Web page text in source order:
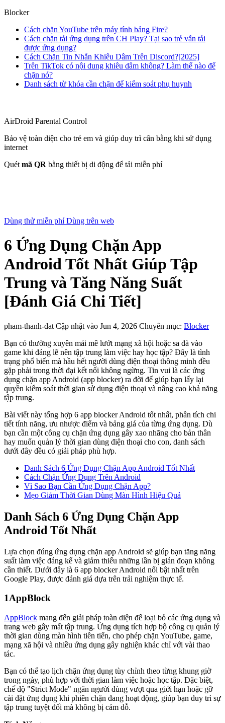
Blocker
Cách chặn YouTube trên máy tính bảng Fire?
Cách chặn tải ứng dụng trên CH Play? Tại sao trẻ vẫn tải
được ứng dụng?
Cách Chặn Tin Nhắn Khiêu Dâm Trên Discord?[2025]
Trên TikTok có nội dung khiêu dâm không? Làm thế nào để
chặn nó?
Danh sách từ khóa cần chặn để kiểm soát phụ huynh
AirDroid Parental Control
Bảo vệ toàn diện cho trẻ em và giúp duy trì cân bằng khi sử dụng
internet
Quét mã QR bằng thiết bị di động để tải miễn phí
Dùng thử miễn phíDùng trên web
6 Ứng Dụng Chặn App
Android Tốt Nhất Giúp Tập
Trung và Tăng Năng Suất
[Đánh Giá Chi Tiết]
pham-thanh-dat Cập nhật vào Jun 4, 2026 Chuyên mục: Blocker
Bạn có thường xuyên mải mê lướt mạng xã hội hoặc sa đà vào
game khi đáng lẽ nên tập trung làm việc hay học tập? Đây là tình
trạng phổ biến mà hầu hết người dùng điện thoại thông minh đều
gặp phải trong thời đại kết nối không ngừng. Tin vui là các ứng
dụng chặn app Android (app blocker) ra đời để giúp bạn lấy lại
quyền kiểm soát thời gian sử dụng điện thoại và nâng cao khả năng
tập trung.
Bài viết này tổng hợp 6 app blocker Android tốt nhất, phân tích chi
tiết tính năng, ưu nhược điểm và bảng giá của từng ứng dụng. Dù
bạn cần một công cụ chặn ứng dụng gây xao nhãng cho bản thân
hay muốn quản lý thời gian dùng điện thoại cho con, danh sách
dưới đây đều có giải pháp phù hợp.
Danh Sách 6 Ứng Dụng Chặn App Android Tốt Nhất
Cách Chặn Ứng Dụng Trên Android
Vì Sao Bạn Cần Ứng Dụng Chặn App?
Mẹo Giảm Thời Gian Dùng Màn Hình Hiệu Quả
Danh Sách 6 Ứng Dụng Chặn App
Android Tốt Nhất
Lựa chọn đúng ứng dụng chặn app Android sẽ giúp bạn tăng năng
suất làm việc đáng kể và giảm thiểu những lần bị gián đoạn không
cần thiết. Dưới đây là 6 app blocker Android nổi bật nhất trên
Google Play, được đánh giá dựa trên trải nghiệm thực tế.
1AppBlock
AppBlock mang đến giải pháp toàn diện để loại bỏ các ứng dụng và
trang web gây mất tập trung. Ứng dụng tích hợp bộ công cụ quản lý
thời gian dùng màn hình tiên tiến, cho phép chặn YouTube, game,
mạng xã hội và nhiều ứng dụng gây nghiện khác chỉ với vài thao
tác.
Bạn có thể tạo lịch chặn ứng dụng tùy chỉnh theo từng khung giờ
trong ngày, phù hợp với thời gian làm việc hoặc học tập. Đặc biệt,
chế độ "Strict Mode" ngăn người dùng vượt qua giới hạn hoặc gỡ
cài đặt ứng dụng khi phiên chặn đang hoạt động, giúp bạn duy trì sự
tập trung tuyệt đối mà không bị cám dỗ.